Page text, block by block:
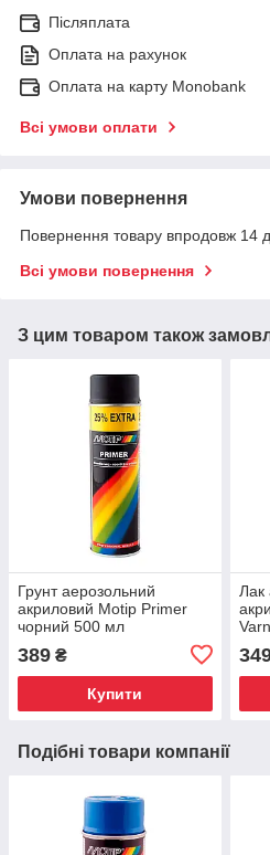
Післяплата
Оплата на рахунок
Оплата на карту Monobank
Всі умови оплати
Умови повернення
Повернення товару впродовж 14
Всі умови повернення
З цим товаром також
Грунт аерозольний
акриловий Motip Primer
чорний 500 мл
389 ₴
Купити
Лак
Подібні товари компанії